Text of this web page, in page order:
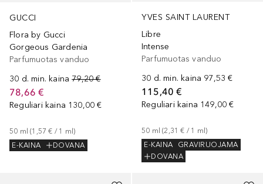
GUCCI
Flora by Gucci
Gorgeous Gardenia
Parfumuotas vanduo
30 d. min. kaina 79,20 €
78,66 €
Reguliari kaina 130,00 €
50 ml (1,57 € / 1 ml)
E-KAINA
DOVANA
YVES SAINT LAURENT
Libre
Intense
Parfumuotas vanduo
30 d. min. kaina 97,53 €
115,40 €
Reguliari kaina 149,00 €
50 ml (2,31 € / 1 ml)
E-KAINA
GRAVIRUOJAMA
DOVANA